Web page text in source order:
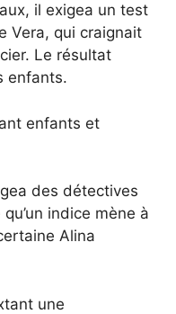
il exigea un test
Vera, qui craignait
Le résultat
enfants.
enfants et
des détectives
indice mène à
Alina
une